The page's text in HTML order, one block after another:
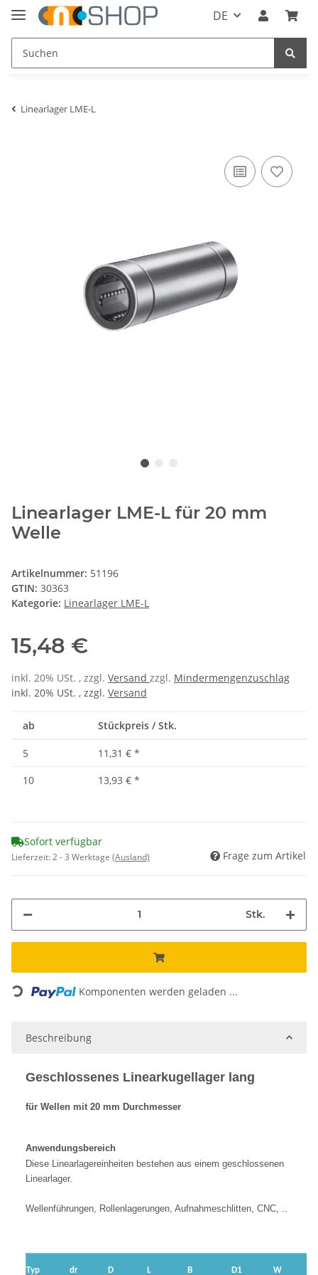
DE
Linearlager LME-L
Linearlager LME-L für 20 mm
Welle
Artikelnummer: 51196
GTIN: 30363
Kategorie: Linearlager LME-L
15,48 €
inkl. 20% USt. , zzgl. Versand zzgl. Mindermengenzuschlag
inkl. 20% USt. , zzgl. Versand
ab Stückpreis / Stk.
5 11,31 € *
10
13,93 € *
Sofort verfügbar
Lieferzeit:2 - 3 Werktage (Ausland) Frage zum Artikel
Stk.
Loading... Komponenten werden geladen ...
Beschreibung
Geschlossenes Linearkugellager lang
für Wellen mit 20 mm Durchmesser
Anwendungsbereich
Diese Linearlagereinheiten bestehen aus einem geschlossenen
Linearlager.
Wellenführungen, Rollenlagerungen, Aufnahmeschlitten, CNC, ..
Typ dr D L B D1 W